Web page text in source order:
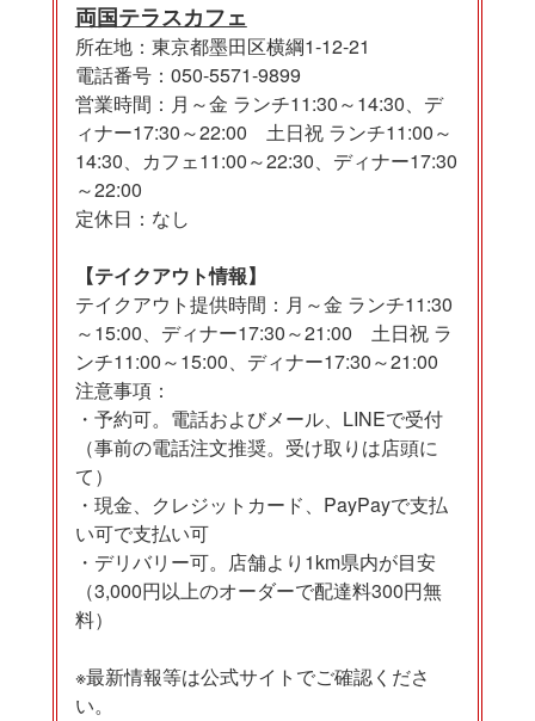
両国テラスカフェ
所在地：東京都墨田区横綱1-12-21
電話番号：050-5571-9899
営業時間：月～金 ランチ11:30～14:30、デ
ィナー17:30～22:00 土日祝 ランチ11:00～
14:30、カフェ11:00～22:30、ディナー17:30
～22:00
定休日：なし
【テイクアウト情報】
テイクアウト提供時間：月～金 ランチ11:30
～15:00、ディナー17:30～21:00 土日祝 ラ
ンチ11:00～15:00、ディナー17:30～21:00
注意事項：
・予約可。電話およびメール、LINEで受付
（事前の電話注文推奨。受け取りは店頭に
て）
・現金、クレジットカード、PayPayで支払
い可で支払い可
・デリバリー可。店舗より1km県内が目安
（3,000円以上のオーダーで配達料300円無
料）
※最新情報等は公式サイトでご確認くださ
い。